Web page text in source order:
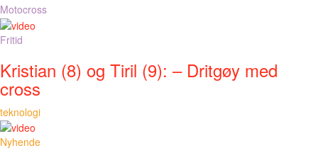
Motocross
Fritid
Kristian (8) og Tiril (9): – Dritgøy med
cross
teknologi
Nyhende